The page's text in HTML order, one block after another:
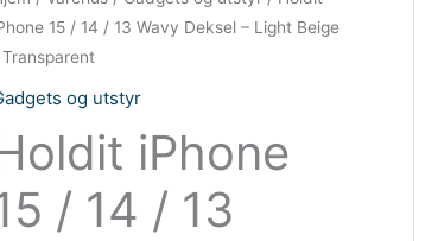
15 / 14 / 13 Wavy Deksel – Light Beige
og utstyr
iPhone
/ 14 / 13